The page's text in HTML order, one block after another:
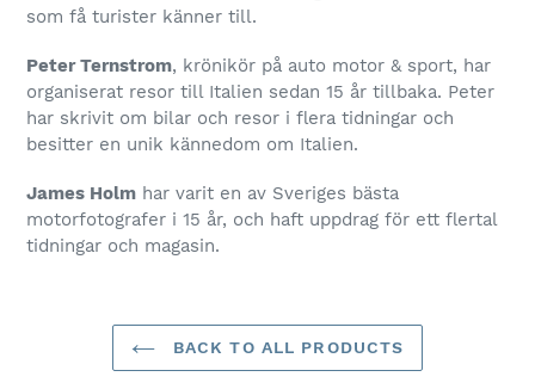
som få turister känner till.
Peter Ternstrom, krönikör på auto motor & sport, har
organiserat resor till Italien sedan 15 år tillbaka. Peter
har skrivit om bilar och resor i flera tidningar och
besitter en unik kännedom om Italien.
James Holm har varit en av Sveriges bästa
motorfotografer i 15 år, och haft uppdrag för ett flertal
tidningar och magasin.
BACK TO ALL PRODUCTS